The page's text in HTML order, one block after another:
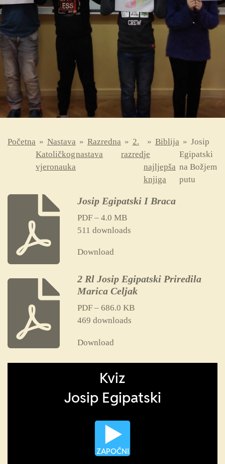
Početna » Nastava
Katoličkog
vjeronauka
» Razredna
nastava
» 2.
razred
» Biblija
je
najljepša
knjiga
» Josip
Egipatski
na Božjem
putu
Josip Egipatski I Braca
PDF – 4.0 MB
511 downloads
Download
2 Rl Josip Egipatski Priredila
Marica Celjak
PDF – 686.0 KB
469 downloads
Download